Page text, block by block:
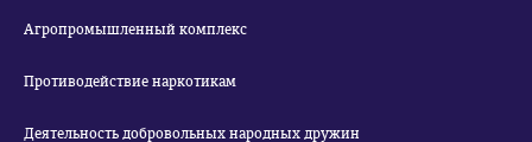
Агропромышленный комплекс
Противодействие наркотикам
Деятельность добровольных народных дружин